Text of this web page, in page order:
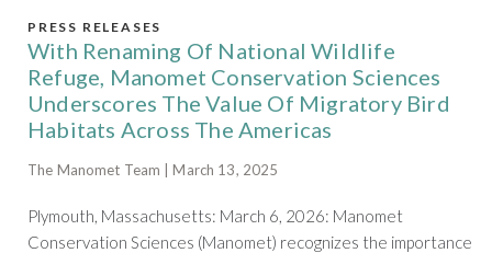
PRESS RELEASES
With Renaming Of National Wildlife
Refuge, Manomet Conservation Sciences
Underscores The Value Of Migratory Bird
Habitats Across The Americas
The Manomet Team | March 13, 2025
Plymouth, Massachusetts: March 6, 2026: Manomet
Conservation Sciences (Manomet) recognizes the importance